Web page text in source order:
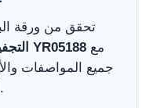
تحقق من ورقة
التجفيف بالتجميد المكتبي العادي YR05188
جميع المواصفات
الاقتباس.